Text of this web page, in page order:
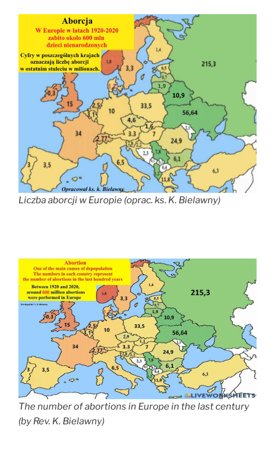
Liczba aborcji w Europie (oprac. ks. K. Bielawny)
The number of abortions in Europein the last century
(by Rev. K. Bielawny)